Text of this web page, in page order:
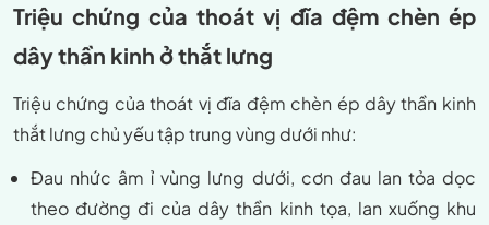
Triệu chứng của thoát vị đĩa đệm chèn ép
dây thần kinh ở thắt lưng
Triệu chứng của thoát vị đĩa đệm chèn ép dây thần kinh
thắt lưng chủ yếu tập trung vùng dưới như:
Đau nhức âm ỉ vùng lưng dưới, cơn đau lan tỏa dọc
theo đường đi của dây thần kinh tọa, lan xuống khu